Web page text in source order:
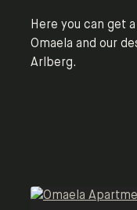
Here you can get
Omaela and our
Arlberg.